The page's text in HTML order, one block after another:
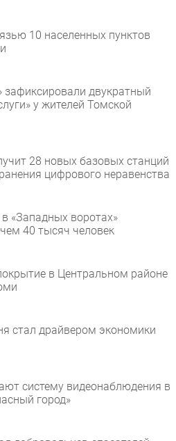
10 населенных пунктов
двукратный
у жителей Томской
28 новых базовых станций
цифрового неравенства
«Западных воротах»
40 тысяч человек
в Центральном районе
стал драйвером экономики
систему видеонаблюдения в
город»